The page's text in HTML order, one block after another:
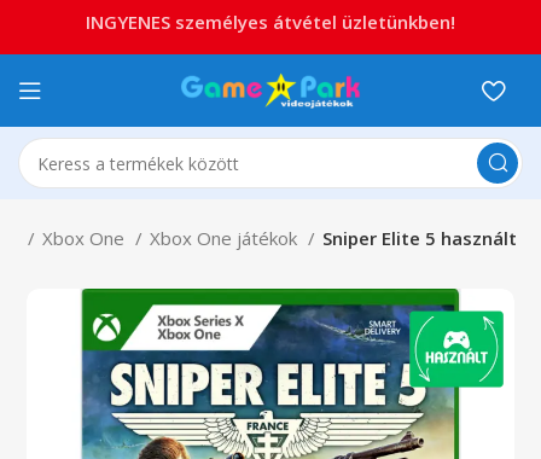
Xbox One Xbox One játékok Sniper Elite 5 használt
INGYENES személyes átvétel üzletünkben!